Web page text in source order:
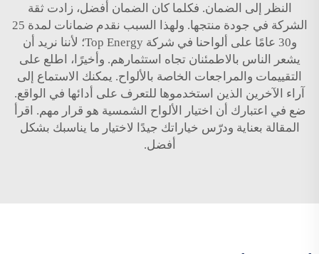
النظر إلى الضمان. فكلما كان الضمان أفضل، زادت ثقة
الشركة في جودة منتجها. ولهذا السبب نقدم ضمانات لمدة 25
و30 عامًا على ألواحنا في شركة Top Energy؛ لأننا نريد أن
يشعر الناس بالاطمئنان تجاه استثمارهم. وأخيرًا، اطلع على
التقييمات والمراجعات الخاصة بالألواح. يمكنك الاستماع إلى
آراء الآخرين الذين استخدموها للتعرف على أدائها في الواقع.
ضع في اعتبارك أن اختيار الألواح الشمسية هو قرار مهم. اقرأ
المقالة بعناية ودرّس خياراتك جيدًا لاختيار ما يناسبك بشكل
أفضل.